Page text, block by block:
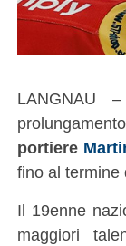
LANGNAU
portiere
fino al termine
Il 19enne
maggiori